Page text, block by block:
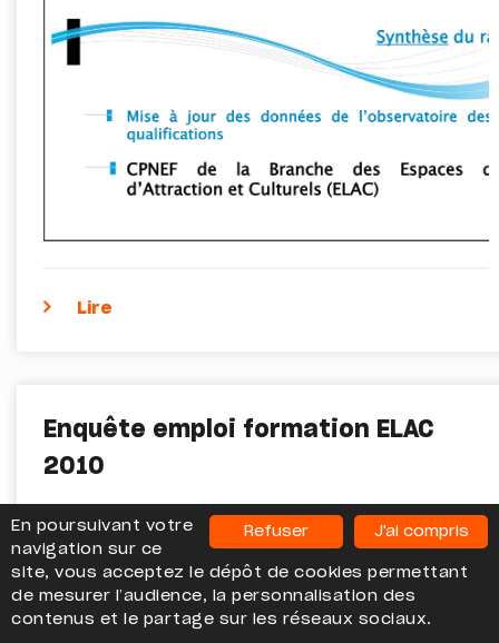
J'ai compris
Refuser
En poursuivant votre
navigation sur ce
site, vous acceptez le dépôt de cookies permettant
de mesurer l’audience, la personnalisation des
contenus et le partage sur les réseaux sociaux.
Lire
Enquête emploi formation ELAC
2010
Ce rapport s’appuie sur une enquête menée
auprès des entreprises du secteur par la
société Amnyos avec l'Afdas. Parmi les
bénéficiaires des différents dispositifs de